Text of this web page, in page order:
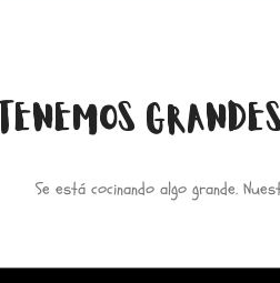
TENEMOS
Se está cocinando algo grande.